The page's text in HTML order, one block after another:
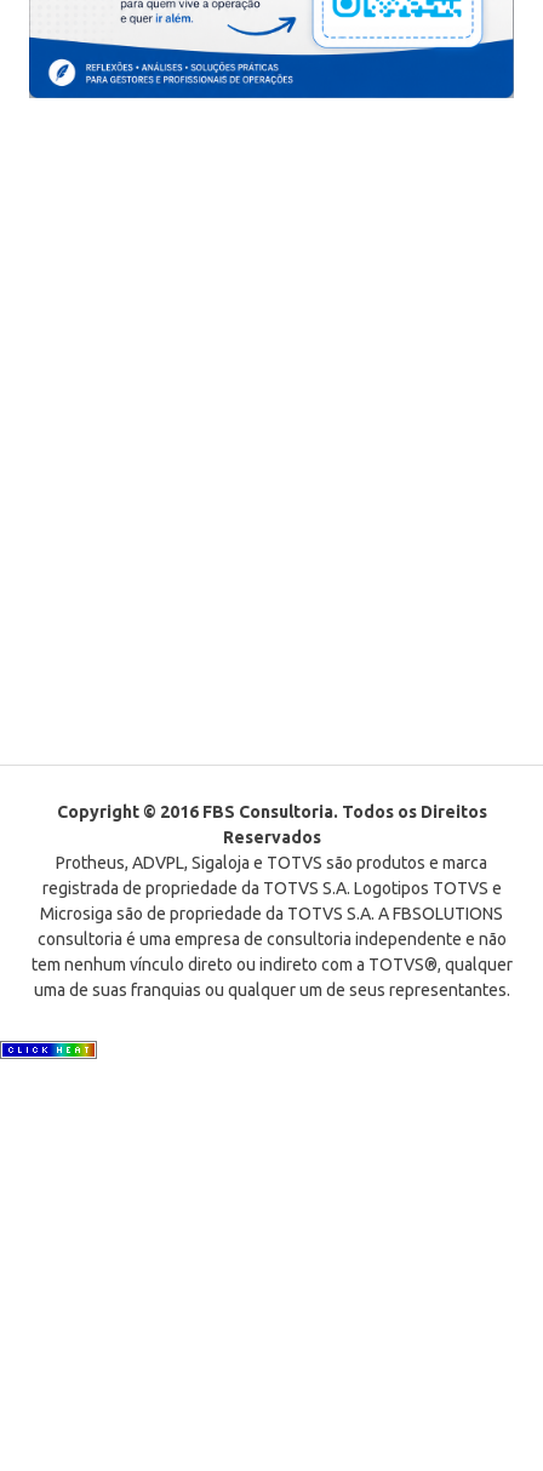
Copyright © 2016 FBS Consultoria. Todos os Direitos
Reservados
Protheus, ADVPL, Sigaloja e TOTVS são produtos e marca
registrada de propriedade da TOTVS S.A. Logotipos TOTVS e
Microsiga são de propriedade da TOTVS S.A. A FBSOLUTIONS
consultoria é uma empresa de consultoria independente e não
tem nenhum vínculo direto ou indireto com a TOTVS®, qualquer
uma de suas franquias ou qualquer um de seus representantes.